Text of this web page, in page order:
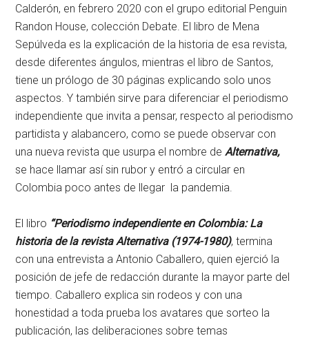
Calderón, en febrero 2020 con el grupo editorial Penguin
Randon House, colección Debate. El libro de Mena
Sepúlveda es la explicación de la historia de esa revista,
desde diferentes ángulos, mientras el libro de Santos,
tiene un prólogo de 30 páginas explicando solo unos
aspectos. Y también sirve para diferenciar el periodismo
independiente que invita a pensar, respecto al periodismo
partidista y alabancero, como se puede observar con
una nueva revista que usurpa el nombre deAlternativa,
se hace llamar así sin rubor y entró a circular en
Colombia poco antes de llegar la pandemia.
El libro “Periodismo independiente en Colombia: La
historia de la revista Alternativa (1974-1980), termina
con una entrevista a Antonio Caballero, quien ejerció la
posición de jefe de redacción durante la mayor parte del
tiempo. Caballero explica sin rodeos y con una
honestidad a toda prueba los avatares que sorteo la
publicación, las deliberaciones sobre temas